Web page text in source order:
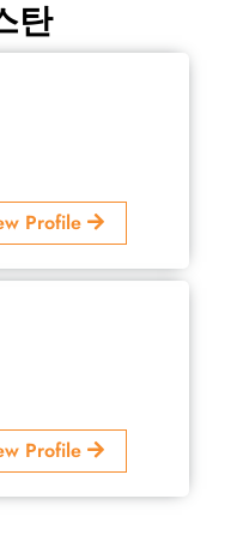
탄
Profile
Profile